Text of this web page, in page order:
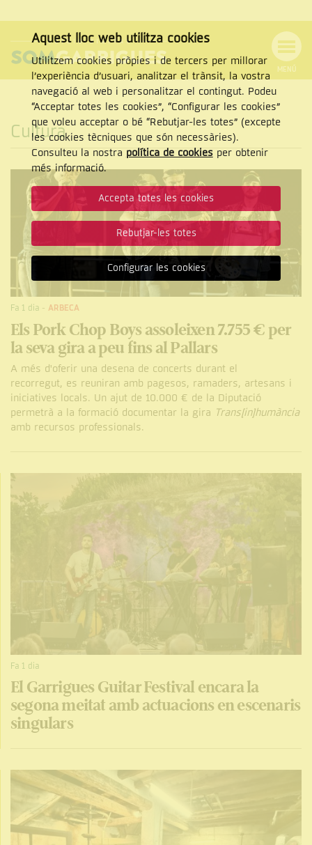
NAVEGACIÓ
MENÚ
Cercar
CERCAR
Cultura
Fa 1 dia -ARBECA
Els Pork Chop Boys assoleixen 7.755 € per
la seva gira a peu fins al Pallars
A més d'oferir una desena de concerts durant el
recorregut, es reuniran amb pagesos, ramaders, artesans i
iniciatives locals. Un ajut de 10.000 € de la Diputació
permetrà a la formació documentar la gira Trans[in]humància
amb recursos professionals.
Fa 1 dia
El Garrigues Guitar Festival encara la
segona meitat amb actuacions en escenaris
singulars
Aquest lloc web utilitza cookies
Utilitzem cookies pròpies i de tercers per millorar
l’experiència d’usuari, analitzar el trànsit, la vostra
navegació al web i personalitzar el contingut. Podeu
“Acceptar totes les cookies”, “Configurar les cookies”
que voleu acceptar o bé “Rebutjar-les totes” (excepte
les cookies tècniques que són necessàries).
Consulteu la nostra política de cookiesper obtenir
més informació.
Accepta totes les cookies
Rebutjar-les totes
Configurar les cookies